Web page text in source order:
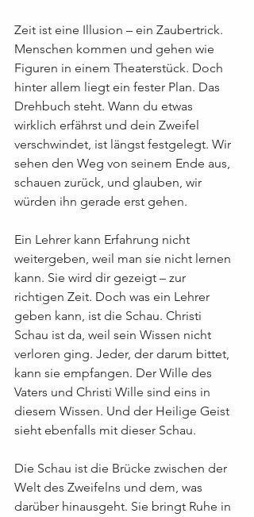
Zeit ist eine Illusion – ein Zaubertrick.
Menschen kommen und gehen wie
Figuren in einem Theaterstück. Doch
hinter allem liegt ein fester Plan. Das
Drehbuch steht. Wann du etwas
wirklich erfährst und dein Zweifel
verschwindet, ist längst festgelegt. Wir
sehen den Weg von seinem Ende aus,
schauen zurück, und glauben, wir
würden ihn gerade erst gehen.
Ein Lehrer kann Erfahrung nicht
weitergeben, weil man sie nicht lernen
kann. Sie wird dir gezeigt – zur
richtigen Zeit. Doch was ein Lehrer
geben kann, ist die Schau. Christi
Schau ist da, weil sein Wissen nicht
verloren ging. Jeder, der darum bittet,
kann sie empfangen. Der Wille des
Vaters und Christi Wille sind eins in
diesem Wissen. Und der Heilige Geist
sieht ebenfalls mit dieser Schau.
Die Schau ist die Brücke zwischen der
Welt des Zweifelns und dem, was
darüber hinausgeht. Sie bringt Ruhe in